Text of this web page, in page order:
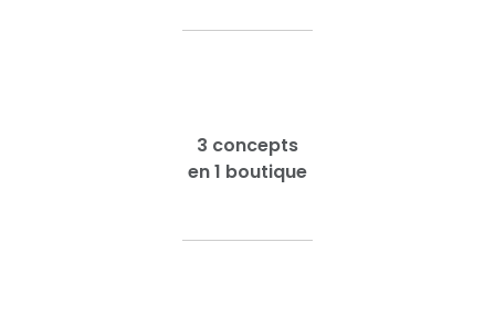
3 concepts
en 1 boutique